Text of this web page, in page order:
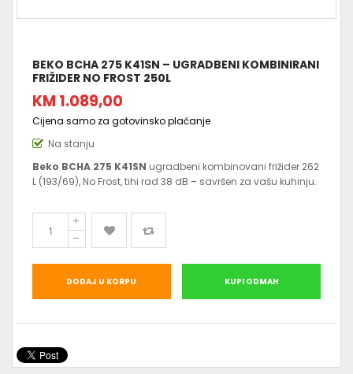
BEKO BCHA 275 K41SN – UGRADBENI KOMBINIRANI
FRIŽIDER NO FROST 250L
KM 1.089,00
Cijena samo za gotovinsko plaćanje
Na stanju
Beko BCHA 275 K41SN ugradbeni kombinovani frižider 262
L (193/69), No Frost, tihi rad 38 dB – savršen za vašu kuhinju.
DODAJ U KORPU KUPI ODMAH